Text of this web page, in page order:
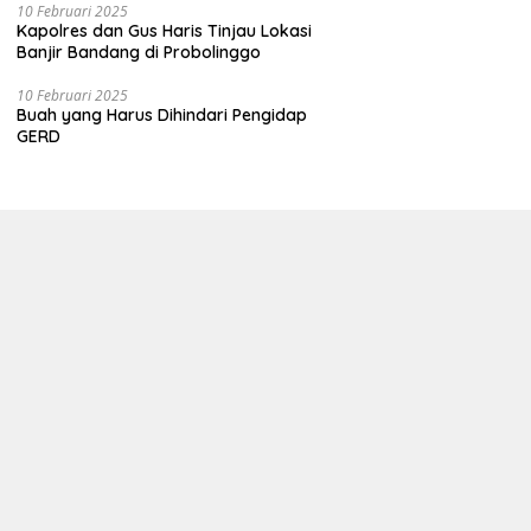
10 Februari 2025
Kapolres dan Gus Haris Tinjau Lokasi
Banjir Bandang di Probolinggo
10 Februari 2025
Buah yang Harus Dihindari Pengidap
GERD